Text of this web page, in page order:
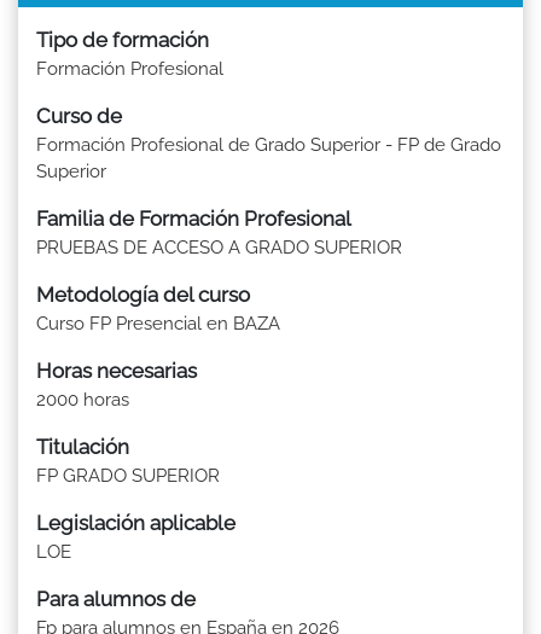
Tipo de formación
Formación Profesional
Curso de
Formación Profesional de Grado Superior - FP de Grado
Superior
Familia de Formación Profesional
PRUEBAS DE ACCESO A GRADO SUPERIOR
Metodología del curso
Curso FP Presencial en BAZA
Horas necesarias
2000 horas
Titulación
FP GRADO SUPERIOR
Legislación aplicable
LOE
Para alumnos de
Fp para alumnos en España en 2026